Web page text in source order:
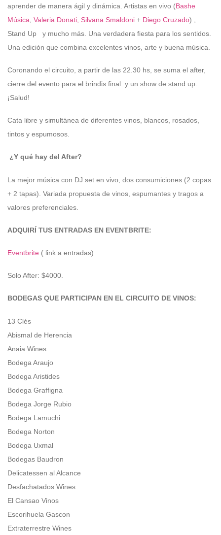
aprender de manera ágil y dinámica. Artistas en vivo (Bashe
Música Valeria Donati, Silvana Smaldoni + Diego Cruzado) ,
Stand Up y mucho más. Una verdadera fiesta para los sentidos.
Una edición que combina excelentes vinos, arte y buena música.
Coronando el circuito, a partir de las 22.30 hs, se suma el after,
cierre del evento para el brindis final y un show de stand up.
¡Salud!
Cata libre y simultánea de diferentes vinos, blancos, rosados,
tintos y espumosos.
¿Y qué hay del After?
La mejor música con DJ set en vivo, dos consumiciones (2 copas
+ 2 tapas). Variada propuesta de vinos, espumantes y tragos a
valores preferenciales.
ADQUIRÍ TUS ENTRADAS EN EVENTBRITE:
Eventbrite ( link a entradas)
Solo After: $4000.
BODEGAS QUE PARTICIPAN EN EL CIRCUITO DE VINOS:
13 Clés
Abismal de Herencia
Anaia Wines
Bodega Araujo
Bodega Aristides
Bodega Graffigna
Bodega Jorge Rubio
Bodega Lamuchi
Bodega Norton
Bodega Uxmal
Bodegas Baudron
Delicatessen al Alcance
Desfachatados Wines
El Cansao Vinos
Escorihuela Gascon
Extraterrestre Wines